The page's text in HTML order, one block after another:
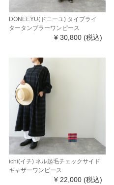
DONEEYU(ドニーユ) タイプライ
タータンブラーワンピース
¥ 30,800 (税込)
ichi(イチ) ネル起毛チェックサイド
ギャザーワンピース
¥ 22,000 (税込)